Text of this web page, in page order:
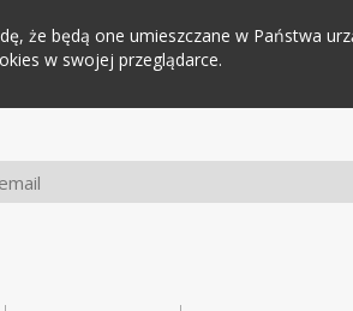
że będą one umieszczane w Państwa
w swojej przeglądarce.